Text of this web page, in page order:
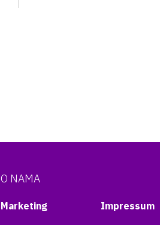
O NAMA
Marketing Impressum